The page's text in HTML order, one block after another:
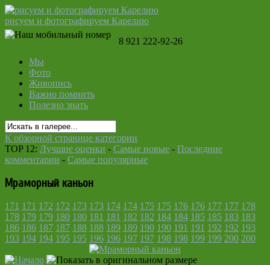
рисуем и фотографируем Карелию
8 921 222-92-26
Мы
Фото
Живопись
Важно помнить
Полезно знать
К обзорной странице категории
TOP 12: Лучшие оценки - Самые новые - Последние
комментарии - Самые популярные
Мраморный каньон
171 171 172 172 173 173 174 174 175 175 176 176 177 177 178
178 179 179 180 180 181 181 182 182 184 184 185 185 183 183
186 186 187 187 188 188 189 189 190 190 191 191 192 192 193
193 194 194 195 195 196 196 197 197 198 198 199 199 200 200